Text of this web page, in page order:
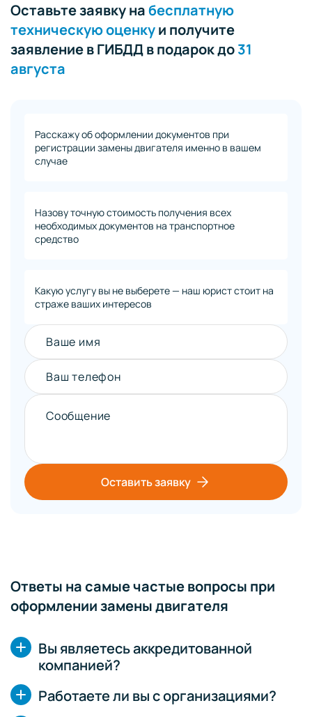
Оставьте заявку набесплатную
техническую оценкуи получите
заявление в ГИБДД в подарок до31
августа
Расскажу об оформлении документов при
регистрации замены двигателя именно в вашем
случае
Назову точную стоимость получения всех
необходимых документов на транспортное
средство
Какую услугу вы не выберете — наш юрист стоит на
страже ваших интересов
Ваше имя
Ваш телефон
Сообщение
Оставить заявку
Ответы на самые частые вопросы при
оформлении замены двигателя
Вы являетесь аккредитованной
компанией?
Работаете ли вы с организациями?